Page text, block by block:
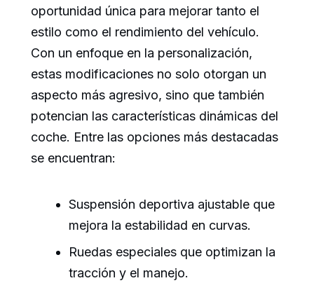
oportunidad única para mejorar tanto el
estilo como el rendimiento del vehículo.
Con un enfoque en la personalización,
estas modificaciones no solo otorgan un
aspecto más agresivo, sino que también
potencian las características dinámicas del
coche. Entre las opciones más destacadas
se encuentran:
Suspensión deportiva ajustable que
mejora la estabilidad en curvas.
Ruedas especiales que optimizan la
tracción y el manejo.